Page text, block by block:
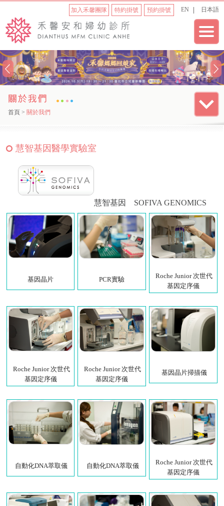
日本語
EN
加入禾馨團隊 預約掛號
特約掛號
首頁 > 關於我們
慧智基因醫學實驗室
慧智基因 SOFIVA GENOMICS
基因晶片 PCR實驗
Roche Junior 次世代
基因定序儀
Roche Junior 次世代
基因定序儀
Roche Junior 次世代
基因定序儀
基因晶片掃描儀
自動化DNA萃取儀 自動化DNA萃取儀
Roche Junior 次世代
基因定序儀